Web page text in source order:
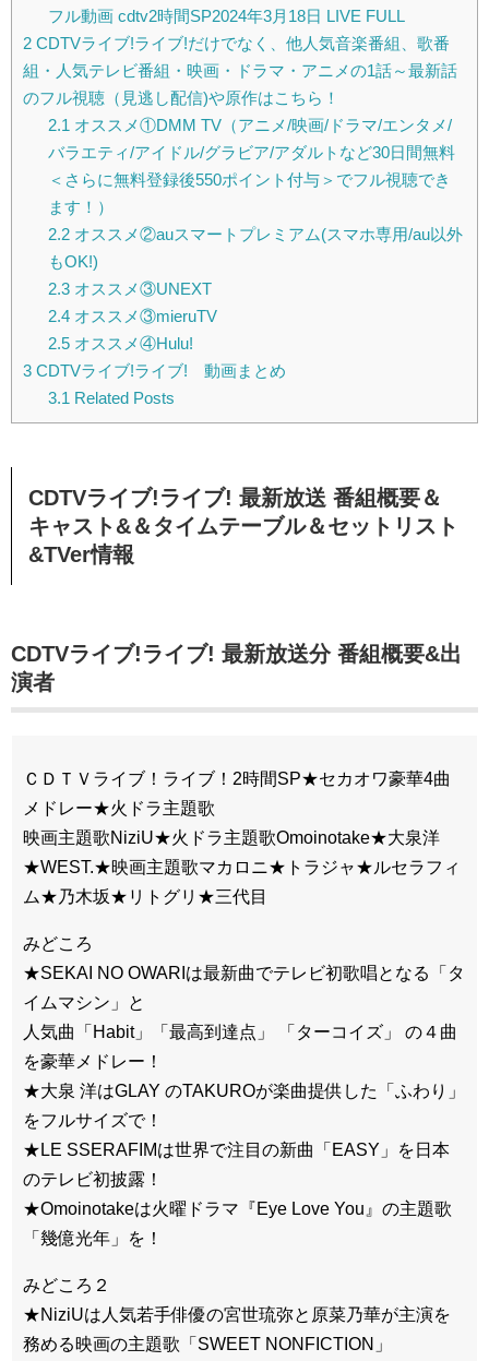
フル動画 cdtv2時間SP2024年3月18日 LIVE FULL
2 CDTVライブ!ライブ!だけでなく、他人気音楽番組、歌番
組・人気テレビ番組・映画・ドラマ・アニメの1話～最新話
のフル視聴（見逃し配信)や原作はこちら！
2.1 オススメ①DMM TV（アニメ/映画/ドラマ/エンタメ/
バラエティ/アイドル/グラビア/アダルトなど30日間無料
＜さらに無料登録後550ポイント付与＞でフル視聴でき
ます！）
2.2オススメ②auスマートプレミアム(スマホ専用/au以外
もOK!)
2.3オススメ③UNEXT
2.4オススメ③mieruTV
2.5オススメ④Hulu!
3 CDTVライブ!ライブ! 動画まとめ
3.1 Related Posts
CDTVライブ!ライブ! 最新放送 番組概要＆
キャスト&＆タイムテーブル＆セットリスト
&TVer情報
CDTVライブ!ライブ! 最新放送分 番組概要&出
演者
ＣＤＴＶライブ！ライブ！2時間SP★セカオワ豪華4曲
メドレー★火ドラ主題歌
映画主題歌NiziU★火ドラ主題歌Omoinotake★大泉洋
★WEST.★映画主題歌マカロニ★トラジャ★ルセラフィ
ム★乃木坂★リトグリ★三代目
みどころ
★SEKAI NO OWARIは最新曲でテレビ初歌唱となる「タ
イムマシン」と
人気曲「Habit」「最高到達点」 「ターコイズ」 の４曲
を豪華メドレー！
★大泉 洋はGLAY のTAKUROが楽曲提供した「ふわり」
をフルサイズで！
★LE SSERAFIMは世界で注目の新曲「EASY」を日本
のテレビ初披露！
★Omoinotakeは火曜ドラマ『Eye Love You』の主題歌
「幾億光年」を！
みどころ２
★NiziUは人気若手俳優の宮世琉弥と原菜乃華が主演を
務める映画の主題歌「SWEET NONFICTION」